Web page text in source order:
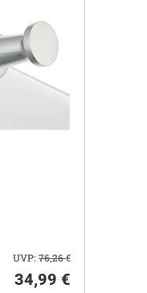
UVP:76,26€
34,99 €